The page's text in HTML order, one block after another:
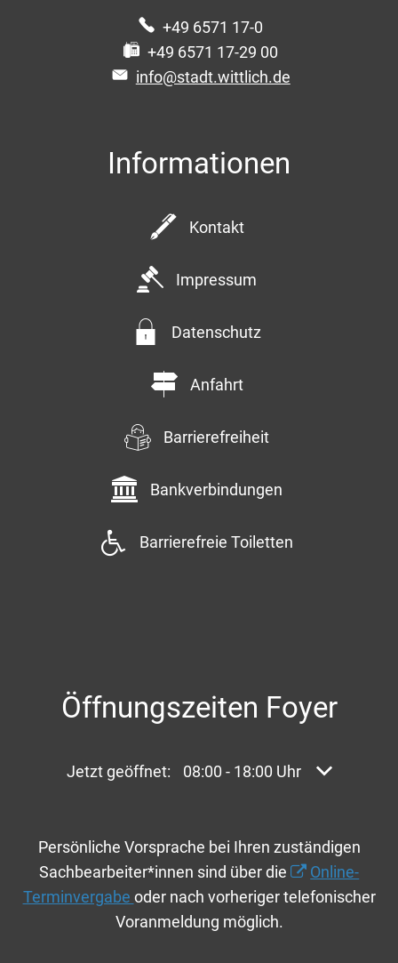
+49 6571 17-0
+49 6571 17-29 00
info@stadt.wittlich.de
Informationen
Kontakt
Impressum
Datenschutz
Anfahrt
Barrierefreiheit
Bankverbindungen
Barrierefreie Toiletten
Öffnungszeiten Foyer
Klicken, um weitere Öffnungs- oder
Jetzt geöffnet: 08:00 - 18:00 Uhr Von 08:00
Persönliche Vorsprache bei Ihren zuständigen
Sachbearbeiter*innen sind über die
Online-
Terminvergabe oder nach vorheriger telefonischer
Voranmeldung möglich.